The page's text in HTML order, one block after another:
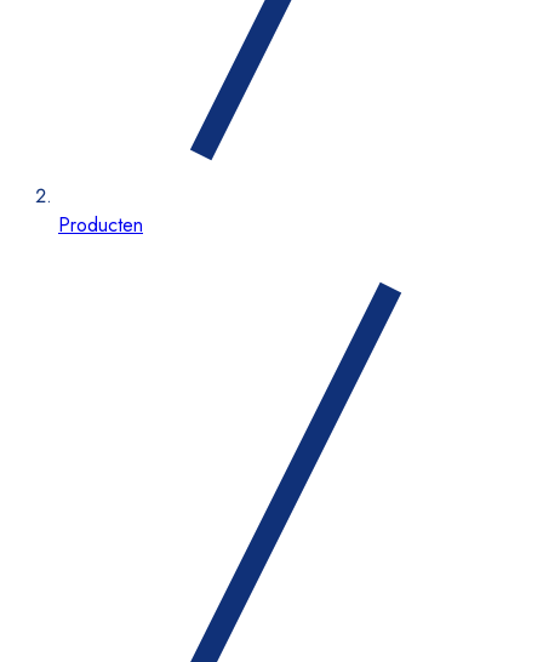
Producten